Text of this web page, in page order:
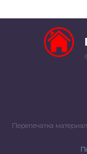
Перепечатка